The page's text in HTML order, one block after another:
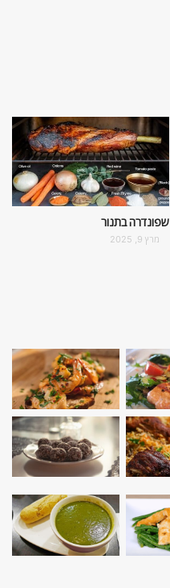
שפונדרה בתנור
מרץ 9, 2025